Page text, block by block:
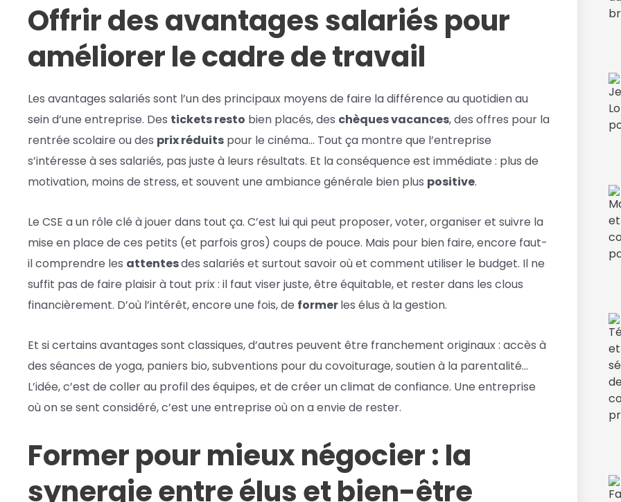
Offrir des avantages salariés pour
améliorer le cadre de travail
Les avantages salariés sont l’un des principaux moyens de faire la différence au quotidien au
sein d’une entreprise. Des tickets resto bien placés, des chèques vacances, des offres pour la
rentrée scolaire ou des prix réduits pour le cinéma… Tout ça montre que l’entreprise
s’intéresse à ses salariés, pas juste à leurs résultats. Et la conséquence est immédiate : plus de
motivation, moins de stress, et souvent une ambiance générale bien plus positive.
Le CSE a un rôle clé à jouer dans tout ça. C’est lui qui peut proposer, voter, organiser et suivre la
mise en place de ces petits (et parfois gros) coups de pouce. Mais pour bien faire, encore faut-
il comprendre les attentesdes salariés et surtout savoir où et comment utiliser le budget. Il ne
suffit pas de faire plaisir à tout prix : il faut viser juste, être équitable, et rester dans les clous
financièrement. D’où l’intérêt, encore une fois, de formerles élus à la gestion.
Et si certains avantages sont classiques, d’autres peuvent être franchement originaux : accès à
des séances de yoga, paniers bio, subventions pour du covoiturage, soutien à la parentalité…
L’idée, c’est de coller au profil des équipes, et de créer un climat de confiance. Une entreprise
où on se sent considéré, c’est une entreprise où on a envie de rester.
Former pour mieux négocier : la
synergie entre élus et bien-être